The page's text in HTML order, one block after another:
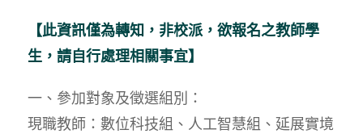
【此資訊僅為轉知，非校派，欲報名之教師學
生，請自行處理相關事宜】
一、參加對象及徵選組別：
現職教師：數位科技組、人工智慧組、延展實境